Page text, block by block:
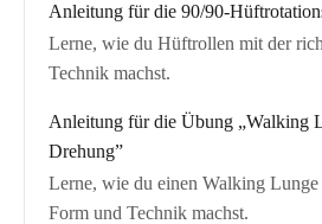
Anleitung für die 90/90-
Lerne, wie du Hüftrollen mit der
Technik machst.
Anleitung für die Übung „Walking
Drehung”
Lerne, wie du einen Walking
Form und Technik machst.